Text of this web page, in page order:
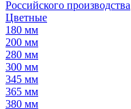
Российского производства
Цветные
180 мм
200 мм
280 мм
300 мм
345 мм
365 мм
380 мм